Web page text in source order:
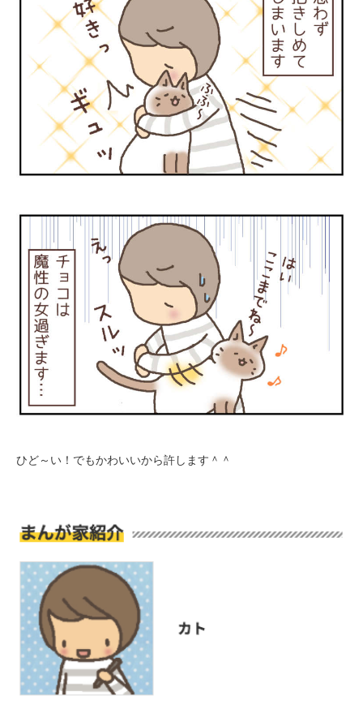
ひど～い！でもかわいいから許します＾＾
閉じる
pecodogs
いぬ部をフォロー